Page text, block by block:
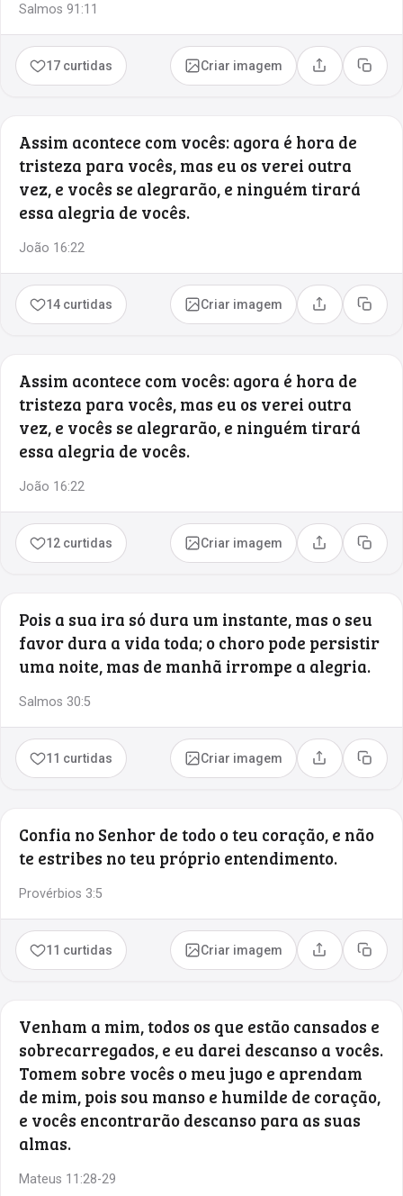
Salmos 91:11
17 curtidas Criar imagem Compartilhar
Copiar
Assim acontece com vocês: agora é hora de
tristeza para vocês, mas eu os verei outra
vez, e vocês se alegrarão, e ninguém tirará
essa alegria de vocês.
João 16:22
14 curtidas Criar imagem Compartilhar
Copiar
Assim acontece com vocês: agora é hora de
tristeza para vocês, mas eu os verei outra
vez, e vocês se alegrarão, e ninguém tirará
essa alegria de vocês.
João 16:22
12 curtidas Criar imagem Compartilhar
Copiar
Pois a sua ira só dura um instante, mas o seu
favor dura a vida toda; o choro pode persistir
uma noite, mas de manhã irrompe a alegria.
Salmos 30:5
11 curtidas Criar imagem Compartilhar
Copiar
Confia no Senhor de todo o teu coração, e não
te estribes no teu próprio entendimento.
Provérbios 3:5
11 curtidas Criar imagem Compartilhar
Copiar
Venham a mim, todos os que estão cansados e
sobrecarregados, e eu darei descanso a vocês.
Tomem sobre vocês o meu jugo e aprendam
de mim, pois sou manso e humilde de coração,
e vocês encontrarão descanso para as suas
almas.
Mateus 11:28-29